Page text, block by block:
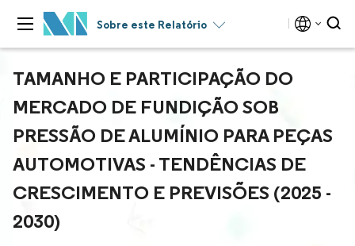
Sobre este Relatório
TAMANHO E PARTICIPAÇÃO DO
MERCADO DE FUNDIÇÃO SOB
PRESSÃO DE ALUMÍNIO PARA PEÇAS
AUTOMOTIVAS - TENDÊNCIAS DE
CRESCIMENTO E PREVISÕES (2025 -
2030)